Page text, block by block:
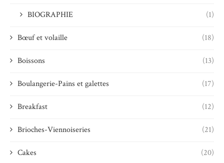
BIOGRAPHIE (1)
Bœuf et volaille (18)
Boissons (13)
Boulangerie-Pains et galettes (17)
Breakfast (12)
Brioches-Viennoiseries (21)
Cakes (20)